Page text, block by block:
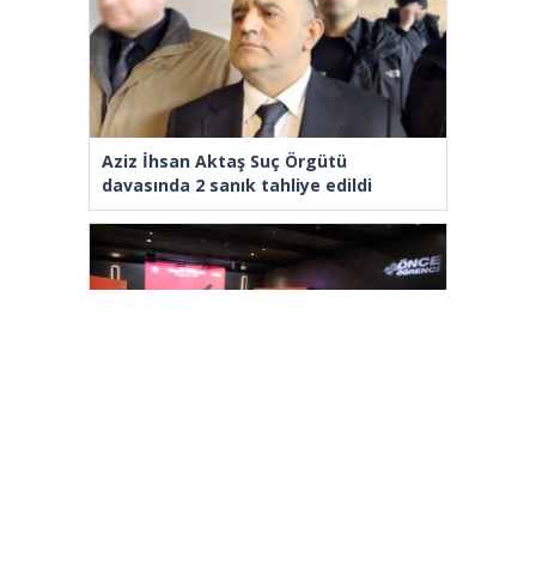
Aziz İhsan Aktaş Suç Örgütü
davasında 2 sanık tahliye edildi